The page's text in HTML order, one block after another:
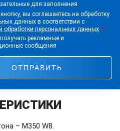
для заполнения
вы соглашаетесь на обработку
данных в соответствии с
обработки персональных данных *
рекламные и
сообщения
– M350 W8.